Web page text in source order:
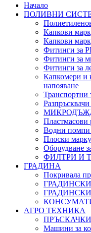
Начало
ПОЛИВНИ
Капкови
Капкови
Фитинги за
Фитинги за
Фитинги за
Капкомери и
напояване
Транспортни
Пластмасови
Водни помпи
Плоски
Оборудване
ФИЛТРИ И
ГРАДИНА
Покривала
АГРО ТЕХНИКА
ПРЪСКАЧКИ
Машини за